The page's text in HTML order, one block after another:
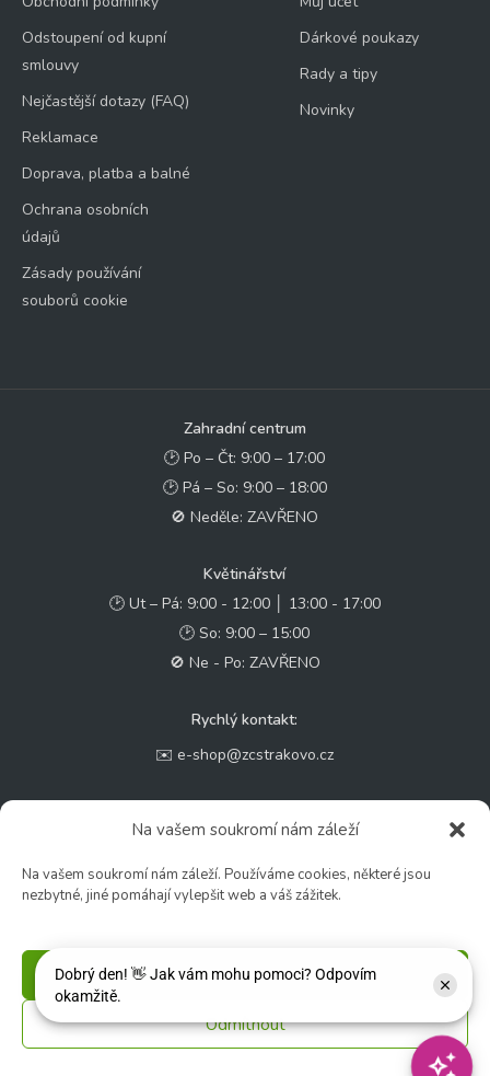
Na vašem soukromí nám záleží
Na vašem soukromí nám záleží. Používáme cookies, některé jsou
nezbytné, jiné pomáhají vylepšit web a váš zážitek.
Příjmout
Odmítnout
Odstoupení od kupní
smlouvy
Nejčastější dotazy (FAQ)
Reklamace
Doprava, platba a balné
Ochrana osobních
údajů
Zásady používání
souborů cookie
Dárkové poukazy
Rady a tipy
Novinky
Zahradní centrum
🕑 Po – Čt: 9:00 – 17:00
🕑 Pá – So: 9:00 – 18:00
🚫 Neděle: ZAVŘENO
Květinářství
🕑 Ut – Pá: 9:00 - 12:00 │ 13:00 - 17:00
🕑 So: 9:00 – 15:00
🚫 Ne - Po: ZAVŘENO
Rychlý kontakt:
✉️ e-shop@zcstrakovo.cz
© 2026 Zahradní centrum "Strakovo" s.r.o. – Všechna práva vyhrazena. |